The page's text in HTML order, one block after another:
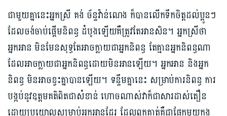
ជាមួយ​គ្នានេះអ្នកស្រី គង់ ច័ន្ទវ៉ាន់ណេង ក៏បានលើកទឹកចិត្តដល់ប្អូនៗ
ដែលចង់ចាប់ផ្ដើមនិពន្ធ ដំបូងឡើយគឺត្រូវ​តែ​អានសិន។ អ្នកស្រីថា
អ្នកអាន មិនមែនសុទ្ធតែអាចក្លាយជាអ្នកនិពន្ធ តែគ្មានអ្នកនិពន្ធណា
ដែលអាចក្លាយជាអ្នកនិពន្ធដោយមិនអានឡើយ។ អ្នកអាន និងអ្នក
និពន្ធ​ មិនអាចខ្វះគ្នាបានឡើយ។ ទន្ទឹមគ្នានេះ សម្រាប់ការនិពន្ធ ការ
បង្កប់នូវឧត្ដមគតិពិតជាសំខាន់ ហោចណាស់វាក៏ជាសារដាស់តឿន